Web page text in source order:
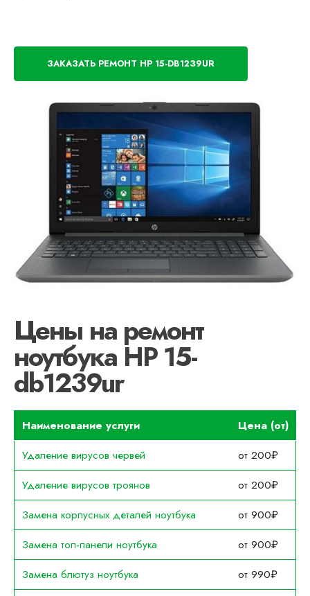
ЗАКАЗАТЬ РЕМОНТ HP 15-DB1239UR
Цены на ремонт
ноутбука HP 15-
db1239ur
Наименование услуги
Цена (от)
Удаление вирусов червей
от 200₽
Удаление вирусов троянов
от 200₽
Замена корпусных деталей ноутбука
от 900₽
Замена топ-панели ноутбука
от 900₽
Замена блютуз ноутбука
от 990₽